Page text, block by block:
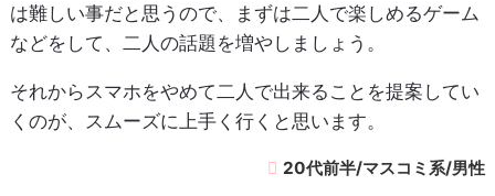
は難しい事だと思うので、まずは二人で楽しめるゲーム
などをして、二人の話題を増やしましょう。
それからスマホをやめて二人で出来ることを提案してい
くのが、スムーズに上手く行くと思います。
20代前半/マスコミ系/男性